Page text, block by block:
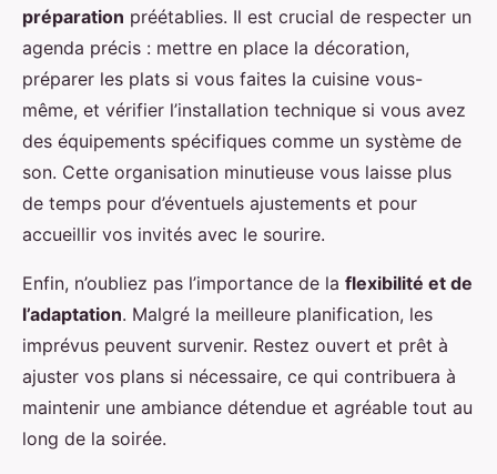
préparation préétablies. Il est crucial de respecter un
agenda précis : mettre en place la décoration,
préparer les plats si vous faites la cuisine vous-
même, et vérifier l’installation technique si vous avez
des équipements spécifiques comme un système de
son. Cette organisation minutieuse vous laisse plus
de temps pour d’éventuels ajustements et pour
accueillir vos invités avec le sourire.
Enfin, n’oubliez pas l’importance de la flexibilité et de
l’adaptation. Malgré la meilleure planification, les
imprévus peuvent survenir. Restez ouvert et prêt à
ajuster vos plans si nécessaire, ce qui contribuera à
maintenir une ambiance détendue et agréable tout au
long de la soirée.